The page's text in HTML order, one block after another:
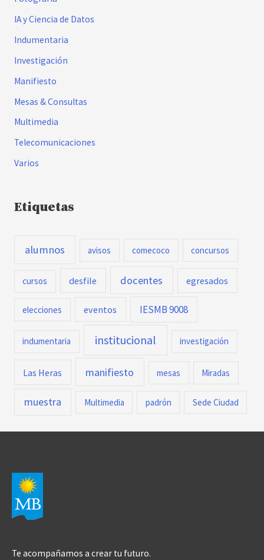
IA y Ciencia de Datos
Indumentaria
Investigación
Manifiesto
Mesas & Consultas
Multimedia
Telecomunicaciones
Varios
Etiquetas
alumnos avisos comecoco concursos
cursos desfile docentes egresados
elecciones eventos IESMB 9008
indumentaria institucional investigación
Las Heras manifiesto mesas Miradas
muestra Multimedia padrón Sede Ciudad
Te acompañamos a crear tu futuro.